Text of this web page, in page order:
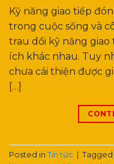
Kỹ năng giao tiếp
trong cuộc sống và
trau dồi kỹ năng giao
ích khác nhau. Tuy
chưa cải thiện được
[…]
Posted in Tin tức Tagged